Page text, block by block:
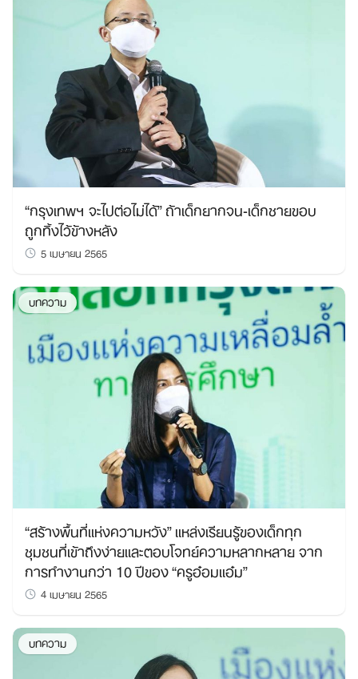
“กรุงเทพฯ จะไปต่อไม่ได้” ถ้าเด็กยากจน-เด็กชายขอบ
ถูกทิ้งไว้ข้างหลัง
5 เมษายน 2565
บทความ
“สร้างพื้นที่แห่งความหวัง” แหล่งเรียนรู้ของเด็กทุก
ชุมชนที่เข้าถึงง่ายและตอบโจทย์ความหลากหลาย จาก
การทำงานกว่า 10 ปีของ “ครูอ๋อมแอ๋ม”
4 เมษายน 2565
บทความ